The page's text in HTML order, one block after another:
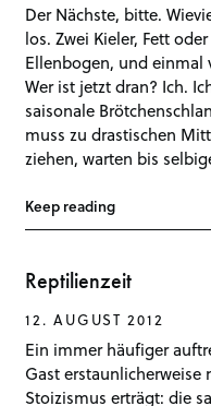
Der Nächste, bitte.
los. Zwei Kieler, Fett
Ellenbogen, und einmal
Wer ist jetzt dran? Ich.
saisonale
muss zu drastischen
ziehen, warten bis
Keep reading
Reptilienzeit
12. AUGUST 2012
Ein immer häufiger
Gast
Stoizismus erträgt: die